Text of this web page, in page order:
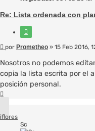
Re: Lista ordenada con
Mensaje
por Prometheo » 15 Feb 2016,
Nosotros no podemos
copia la lista escrita por el
posición personal.
iflores
Sc